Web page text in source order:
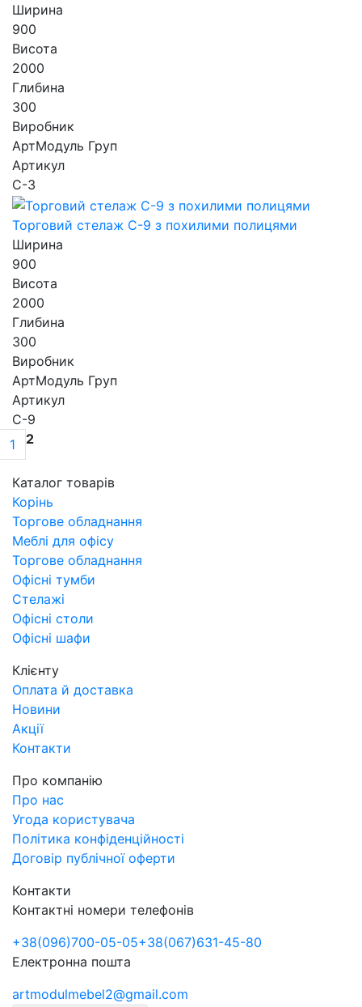
Ширина
900
Висота
2000
Глибина
300
Виробник
АртМодуль Груп
Артикул
С-3
Торговий стелаж С-9 з похилими полицями
Ширина
900
Висота
2000
Глибина
300
Виробник
АртМодуль Груп
Артикул
С-9
1
2
Каталог товарів
Корінь
Торгове обладнання
Меблі для офісу
Торгове обладнання
Офісні тумби
Стелажі
Офісні столи
Офісні шафи
Клієнту
Оплата й доставка
Новини
Акції
Контакти
Про компанію
Про нас
Угода користувача
Політика конфіденційності
Договір публічної оферти
Контакти
Контактні номери телефонів
+38(096)700-05-05+38(067)631-45-80
Електронна пошта
artmodulmebel2@gmail.com